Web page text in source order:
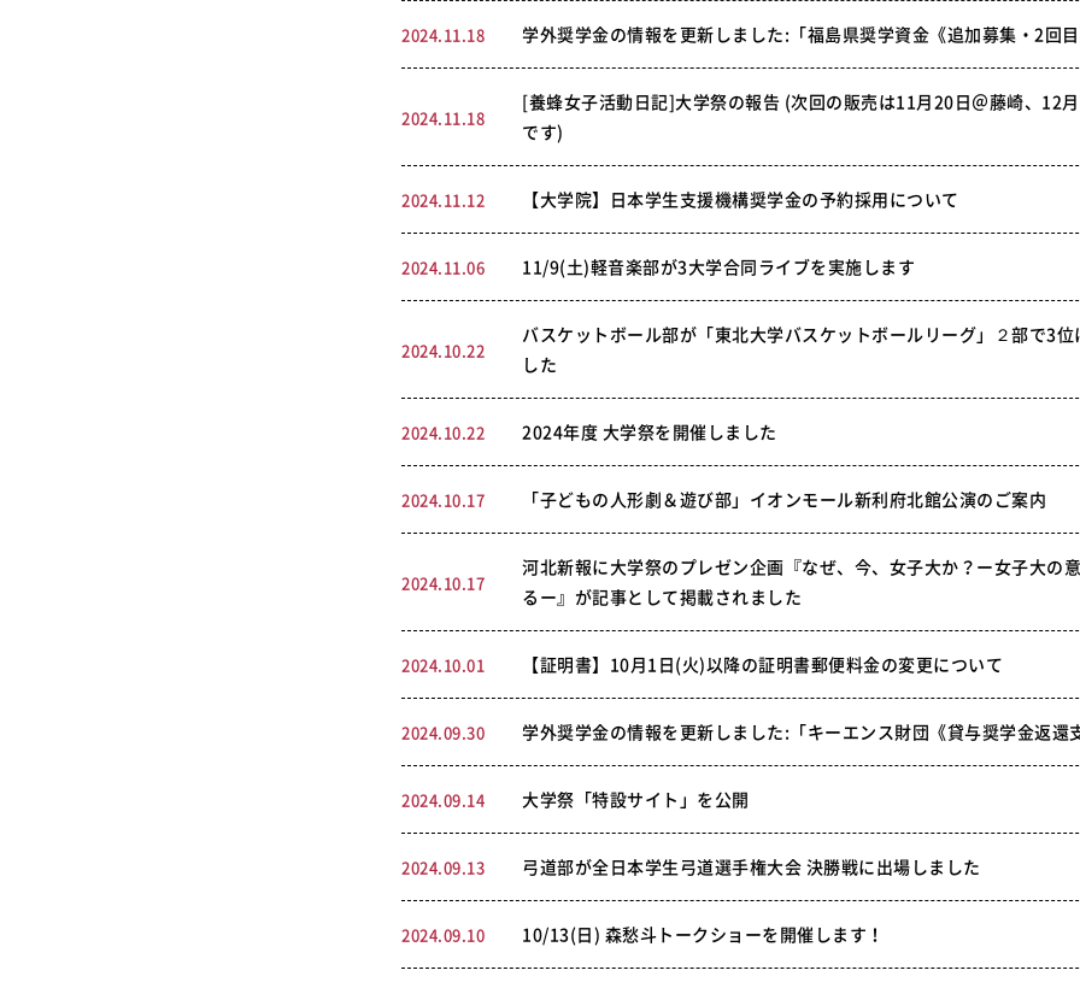
2024.11.18 学外奨学金の情報を更新しました:「福島県奨学資金《追加募集・2回目
2024.11.18
[養蜂女子活動日記]大学祭の報告 (次回の販売は11月20日＠藤崎、12
です)
2024.11.12 【大学院】日本学生支援機構奨学金の予約採用について
2024.11.06 11/9(土)軽音楽部が3大学合同ライブを実施します
2024.10.22
バスケットボール部が「東北大学バスケットボールリーグ」２部で3位
した
2024.10.22 2024年度 大学祭を開催しました
2024.10.17 「子どもの人形劇＆遊び部」イオンモール新利府北館公演のご案内
2024.10.17
河北新報に大学祭のプレゼン企画『なぜ、今、女子大か？ー女子大の
るー』が記事として掲載されました
2024.10.01 【証明書】10月1日(火)以降の証明書郵便料金の変更について
2024.09.30 学外奨学金の情報を更新しました:「キーエンス財団《貸与奨学金返還
2024.09.14 大学祭「特設サイト」を公開
2024.09.13 弓道部が全日本学生弓道選手権大会 決勝戦に出場しました
2024.09.10 10/13(日) 森愁斗トークショーを開催します！